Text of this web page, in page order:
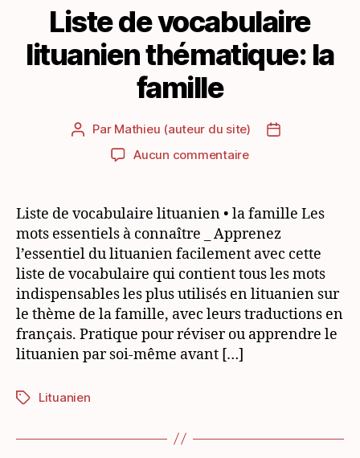
Liste de vocabulaire
lituanien thématique: la
famille
Auteur
l’article
Par Mathieu (auteur du site)
Date
Aucun commentairesur
vocabulaire
thématique:
la
famille
Liste de vocabulaire lituanien • la famille Les
mots essentiels à connaître _ Apprenez
l’essentiel du lituanien facilement avec cette
liste de vocabulaire qui contient tous les mots
indispensables les plus utilisés en lituanien sur
le thème de la famille, avec leurs traductions en
français. Pratique pour réviser ou apprendre le
lituanien par soi-même avant […]
Étiquettes
Lituanien